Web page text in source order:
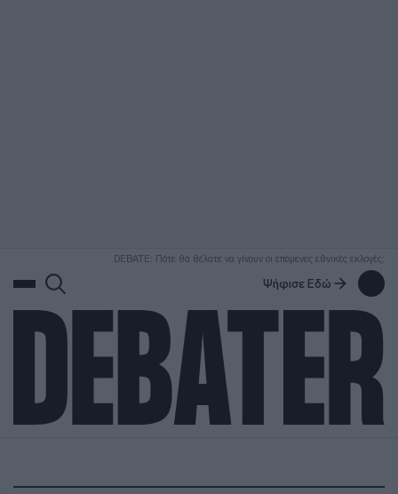
DEBATE: Πότε θα θέλατε να γίνουν οι επόμενες εθνικές εκλογές;
Ψήφισε Εδώ